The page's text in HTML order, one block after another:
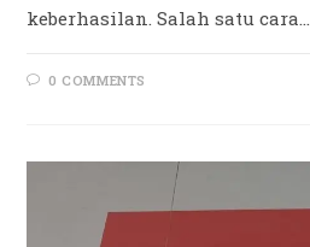
keberhasilan. Salah satu cara…
0 COMMENTS